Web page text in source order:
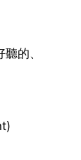
的、